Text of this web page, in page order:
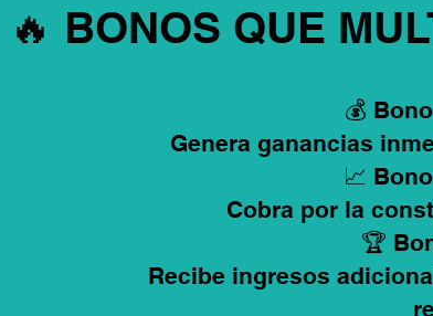
🔥 BONOS QUE
💰
Genera ganancias
📈
Cobra por la
🏆
Recibe ingresos